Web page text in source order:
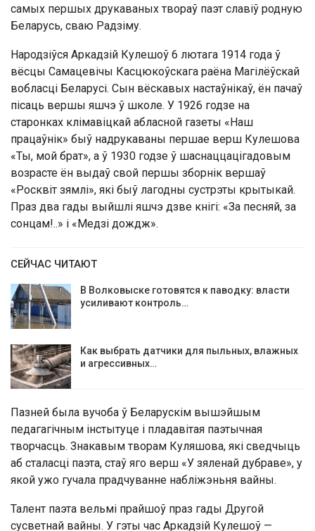
самых першых друкаваных твораў паэт славіў родную
Беларусь, сваю Радзіму.
Народзіўся Аркадзій Кулешоў 6 лютага 1914 года ў
вёсцы Самацевічы Касцюкоўскага раёна Магілёўскай
вобласці Беларусі. Сын вёскавых настаўнікаў, ён пачаў
пісаць вершы яшчэ ў школе. У 1926 годзе на
старонках клімавіцкай абласной газеты «Наш
працаўнік» быў надрукаваны першае верш Кулешова
«Ты, мой брат», а ў 1930 годзе ў шаснаццацігадовым
возрасте ён выдаў свой першы зборнік вершаў
«Росквіт зямлі», які быў лагодны сустрэты крытыкай.
Праз два гады выйшлі яшчэ дзве кнігі: «За песняй, за
сонцам!..» і «Медзі дождж».
СЕЙЧАС ЧИТАЮТ
В Волковыске готовятся к паводку: власти
усиливают контроль…
Как выбрать датчики для пыльных, влажных
и агрессивных…
Пазней была вучоба ў Беларускім вышэйшым
педагагічным інстытуце і пладавітая паэтычная
творчасць. Знакавым творам Куляшова, які сведчыць
аб сталасці паэта, стаў яго верш «У зяленай дубраве», у
якой ужо гучала прадчуванне набліжэньня вайны.
Талент паэта вельмі прайшоў праз гады Другой
сусветнай вайны. У гэты час Аркадзій Кулешоў —